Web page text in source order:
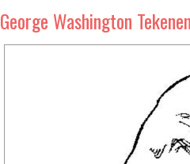
George Washington